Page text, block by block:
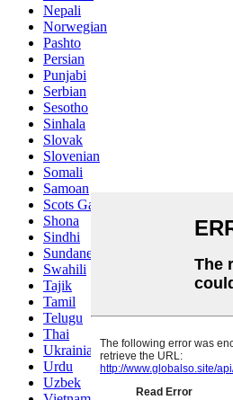
Nepali
Norwegian
Pashto
Persian
Punjabi
Serbian
Sesotho
Sinhala
Slovak
Slovenian
Somali
Samoan
Scots Gaelic
Shona
Sindhi
Sundanese
Swahili
Tajik
Tamil
Telugu
Thai
Ukrainian
Urdu
Uzbek